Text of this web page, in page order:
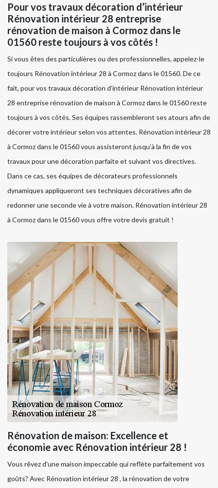
Pour vos travaux décoration d’intérieur
Rénovation intérieur 28 entreprise
rénovation de maison à Cormoz dans le
01560 reste toujours à vos côtés !
Si vous êtes des particulières ou des professionnelles, appelez-le
toujours Rénovation intérieur 28 à Cormoz dans le 01560. De ce
fait, pour vos travaux décoration d’intérieur Rénovation intérieur
28 entreprise rénovation de maison à Cormoz dans le 01560 reste
toujours à vos côtés. Ses équipes rassembleront ses atours afin de
décorer votre intérieur selon vos attentes. Rénovation intérieur 28
à Cormoz dans le 01560 vous assisteront jusqu’à la fin de vos
travaux pour une décoration parfaite et suivant vos directives.
Dans ce cas, ses équipes de décorateurs professionnels
dynamiques appliqueront ses techniques décoratives afin de
redonner une seconde vie à votre maison. Rénovation intérieur 28
à Cormoz dans le 01560 vous offre votre devis gratuit !
Rénovation de maison: Excellence et
économie avec Rénovation intérieur 28 !
Vous rêvez d'une maison impeccable qui reflète parfaitement vos
goûts? Avec Rénovation intérieur 28 , la rénovation de votre